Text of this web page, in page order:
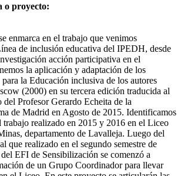
o proyecto:
enmarca en el trabajo que venimos
de inclusión educativa del IPEDH, desde
acción participativa en el
la aplicación y adaptación de los
la Educación inclusiva de los autores
(2000) en su tercera edición traducida al
del Profesor Gerardo Echeita de la
de Madrid en Agosto de 2015. Identificamos
trabajo realizado en 2015 y 2016 en el Liceo
departamento de Lavalleja. Luego del
que realizado en el segundo semestre de
EFI de Sensibilización se comenzó a
de un Grupo Coordinador para llevar